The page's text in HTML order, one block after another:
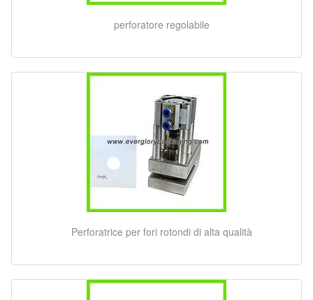
perforatore regolabile
Perforatrice per fori rotondi di alta qualità